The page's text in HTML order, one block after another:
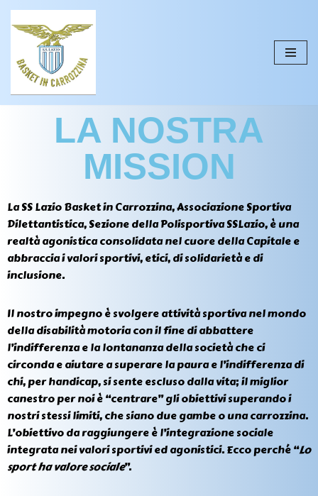
contenuto
LA NOSTRA
MISSION
La SS Lazio Basket in Carrozzina, Associazione Sportiva
Dilettantistica, Sezione della Polisportiva SSLazio, è una
realtà agonistica consolidata nel cuore della Capitale e
abbraccia i valori sportivi, etici, di solidarietà e di
inclusione.
Il nostro impegno è svolgere attività sportiva nel mondo
della disabilità motoria con il fine di abbattere
l’indifferenza e la lontananza della società che ci
circonda e aiutare a superare la paura e l’indifferenza di
chi, per handicap, si sente escluso dalla vita; il miglior
canestro per noi è “centrare” gli obiettivi superando i
nostri stessi limiti, che siano due gambe o una carrozzina.
L’obiettivo da raggiungere è l’integrazione sociale
integrata nei valori sportivi ed agonistici. Ecco perché “Lo
sport ha valore sociale”.